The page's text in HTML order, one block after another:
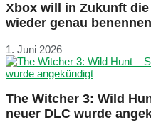
Xbox will in Zukunft
wieder genau benennen
1. Juni 2026
The Witcher 3: Wild
neuer DLC wurde